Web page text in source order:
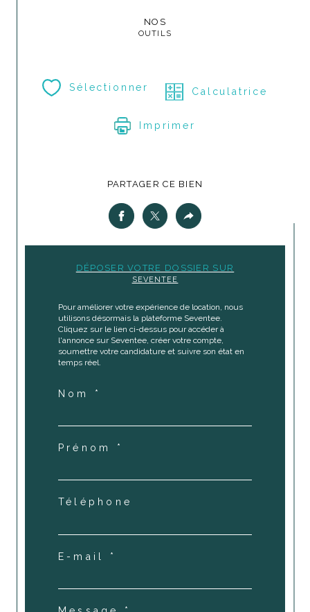
NOS
OUTILS
Sélectionner Calculatrice
Imprimer
PARTAGER CE BIEN
DÉPOSER VOTRE DOSSIER SUR
SEVENTEE
Pour améliorer votre expérience de location, nous
utilisons désormais la plateforme Seventee.
Cliquez sur le lien ci-dessus pour accéder à
l'annonce sur Seventee, créer votre compte,
soumettre votre candidature et suivre son état en
temps réel.
Nom *
Prénom *
Téléphone
E-mail *